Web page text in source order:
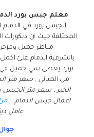
معلم جبس بورد
الجبس بورد في الدمام
المختلفة حيث ان ديكورات
مناظر جميل
بالشرقية الدمام علئ
بورد يعطي شي جميل في
من المباني , سعر متر
الخبر , سعر متر الجبس
اعمال جبس الدمام ,
عامل